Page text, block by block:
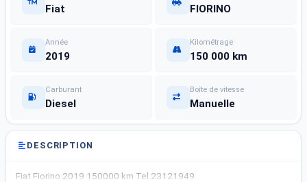
Fiat FIORINO
Année
2019
Kilométrage
150 000 km
Carburant
Diesel
Boîte de vitesse
Manuelle
DESCRIPTION
Fiat Fiorino 2019 150000 km Tel 23121949